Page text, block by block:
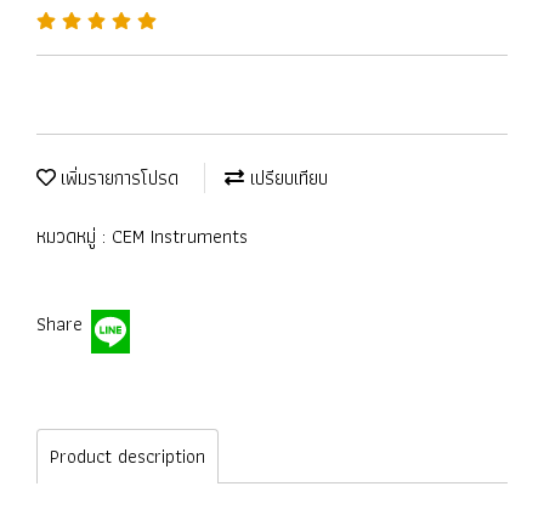
เพิ่มรายการโปรด
เปรียบเทียบ
หมวดหมู่ : CEM Instruments
Share
Product description